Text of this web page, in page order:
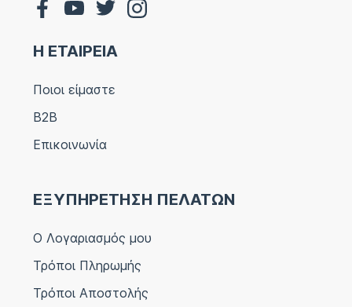
Η ΕΤΑΙΡΕΙΑ
Ποιοι είμαστε
B2B
Επικοινωνία
ΕΞΥΠΗΡΕΤΗΣΗ ΠΕΛΑΤΩΝ
Ο Λογαριασμός μου
Τρόποι Πληρωμής
Τρόποι Αποστολής